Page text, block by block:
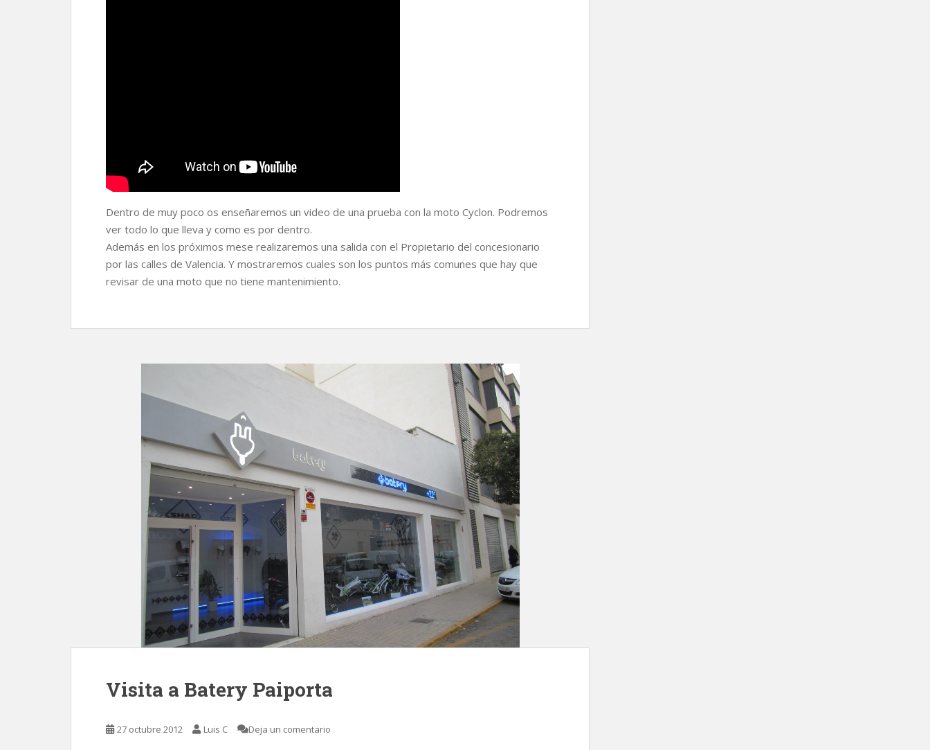
Dentro de muy poco os enseñaremos un video de una prueba con la moto Cyclon. Podremos
ver todo lo que lleva y como es por dentro.
Además en los próximos mese realizaremos una salida con el Propietario del concesionario
por las calles de Valencia. Y mostraremos cuales son los puntos más comunes que hay que
revisar de una moto que no tiene mantenimiento.
Visita a Batery Paiporta
27 octubre 2012 Luis C Deja un comentario